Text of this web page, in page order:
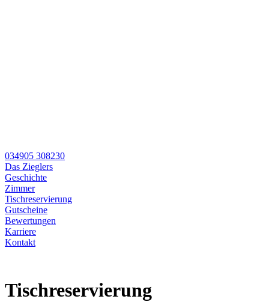
034905 308230
Das Zieglers
Geschichte
Zimmer
Tischreservierung
Gutscheine
Bewertungen
Karriere
Kontakt
Tischreservierung